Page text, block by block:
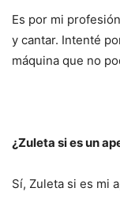
Es por mi
y cantar. Intenté
máquina que no
¿Zuleta si es un
Sí, Zuleta si es mi